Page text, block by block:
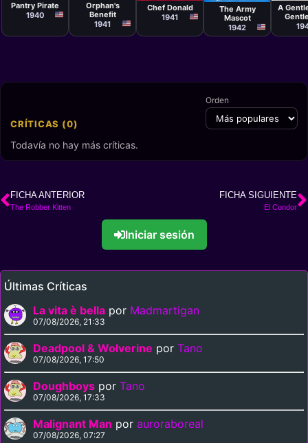
Pantry Pirate
1940
Orphan's
Benefit
1941
Chef Donald
1941
Geronimi
The Army
Mascot
1942
A
CRÍTICAS (0)
Orden
Todavía no hay más críticas.
FICHA ANTERIOR
The Robber Kitten
FICHA SIGUIENTE
El Condor
Iniciar sesión
Últimas Críticas
La vita è bella por Madmartigan
07/08/2026, 21:33
Deadpool & Wolverine por Tano
07/08/2026, 17:50
Doughboys por Tano
07/08/2026, 17:33
Malignant Man por auroraboreal
07/08/2026, 07:27